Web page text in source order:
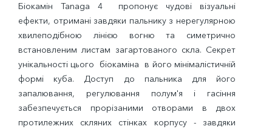
Біокамін Tanaga 4 пропонує чудові візуальні
ефекти, отримані завдяки пальнику з нерегулярною
хвилеподібною лінією вогню та симетрично
встановленим листам загартованого скла. Секрет
унікальності цього біокаміна в його мінімалістичній
формі куба. Доступ до пальника для його
запалювання, регулювання полум'я і гасіння
забезпечується прорізаними отворами в двох
протилежних скляних стінках корпусу - завдяки